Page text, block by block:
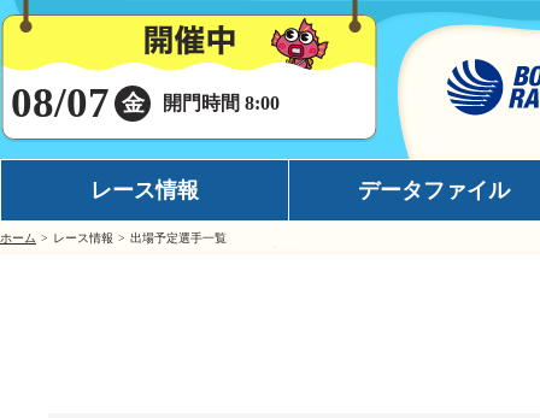
08/07 金 開門時間 8:00
レース情報 データファイル
ホーム レース情報 出場予定選手一覧